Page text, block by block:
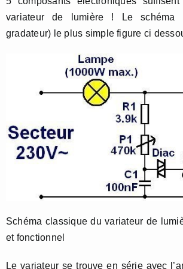
variateur de lumière ! Le schéma
gradateur) le plus simple figure ci
Schéma classique du variateur de
et fonctionnel
Le variateur se trouve en série avec